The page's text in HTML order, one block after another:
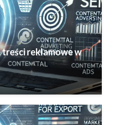
reklamowe w